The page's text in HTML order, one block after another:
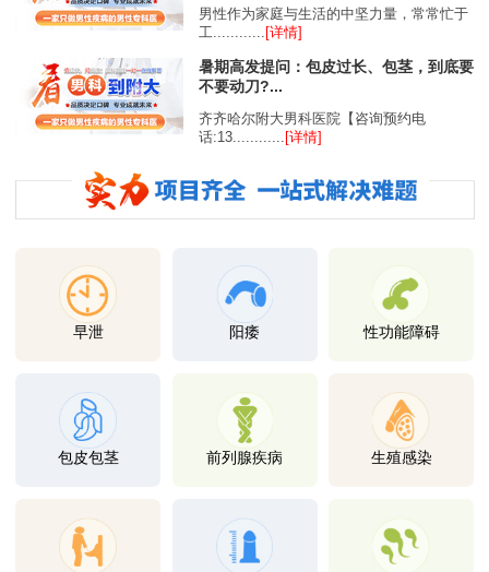
男性作为家庭与生活的中坚力量，常常忙于
工............ [详情]
暑期高发提问：包皮过长、包茎，到底要
不要动刀?...
齐齐哈尔附大男科医院【咨询预约电
话:13............
[详情]
早泄 阳痿 性功能障碍
包皮包茎 前列腺疾病 生殖感染